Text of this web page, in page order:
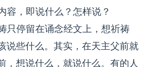
，即说什么？怎样说？
只停留在诵念经文上，想祈祷
说些什么。其实，在天主父前就
，想说什么，就说什么。有的人